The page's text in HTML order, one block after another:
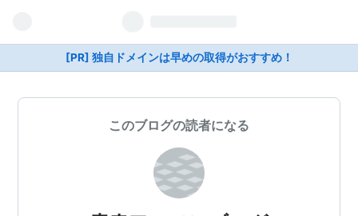
[PR] 独自ドメインは早めの取得がおすすめ！
このブログの読者になる